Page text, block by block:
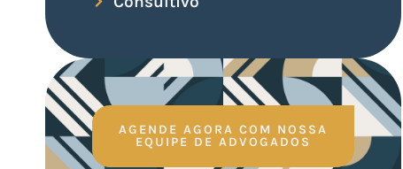
AGENDE AGORA COM NOSSA
EQUIPE DE ADVOGADOS